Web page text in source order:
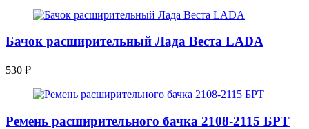
Бачок расширительный Лада Веста LADA
530 ₽
Ремень расширительного бачка 2108-2115 БРТ